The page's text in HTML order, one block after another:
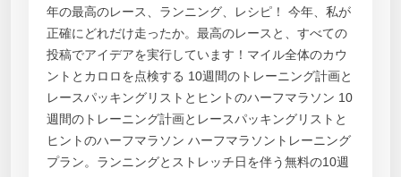
年の最高のレース、ランニング、レシピ！ 今年、私が
正確にどれだけ走ったか。最高のレースと、すべての
投稿でアイデアを実行しています！マイル全体のカウ
ントとカロロを点検する 10週間のトレーニング計画と
レースパッキングリストとヒントのハーフマラソン 10
週間のトレーニング計画とレースパッキングリストと
ヒントのハーフマラソン ハーフマラソントレーニング
プラン。ランニングとストレッチ日を伴う無料の10週